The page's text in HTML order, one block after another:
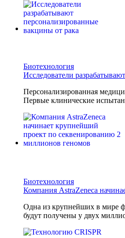
Биотехнология
Исследователи
Персонализированная
Первые клинические
Биотехнология
Компания AstraZeneca
Одна из крупнейших в мире
будут получены у двух